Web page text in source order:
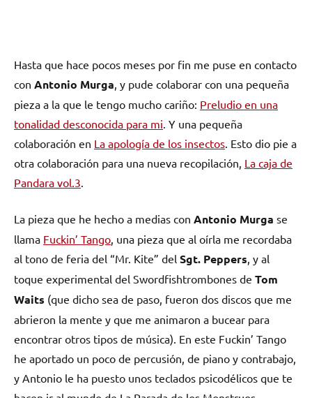
Hasta que hace pocos meses por fin me puse en contacto
con Antonio Murga , y pude colaborar con una pequeña
pieza a la que le tengo mucho cariño: Preludio en una
tonalidad desconocida para mi . Y una pequeña
colaboración en La apología de los insectos . Esto dio pie a
otra colaboración para una nueva recopilación, La caja de
Pandara vol.3
La pieza que he hecho a medias con Antonio Murga se
llama Fuckin’ Tango , una pieza que al oírla me recordaba
al tono de feria del “Mr. Kite” del Sgt. Peppers , y al
toque experimental del Swordfishtrombones de Tom
Waits (que dicho sea de paso, fueron dos discos que me
abrieron la mente y que me animaron a bucear para
encontrar otros tipos de música). En este Fuckin’ Tango
he aportado un poco de percusión, de piano y contrabajo,
y Antonio le ha puesto unos teclados psicodélicos que te